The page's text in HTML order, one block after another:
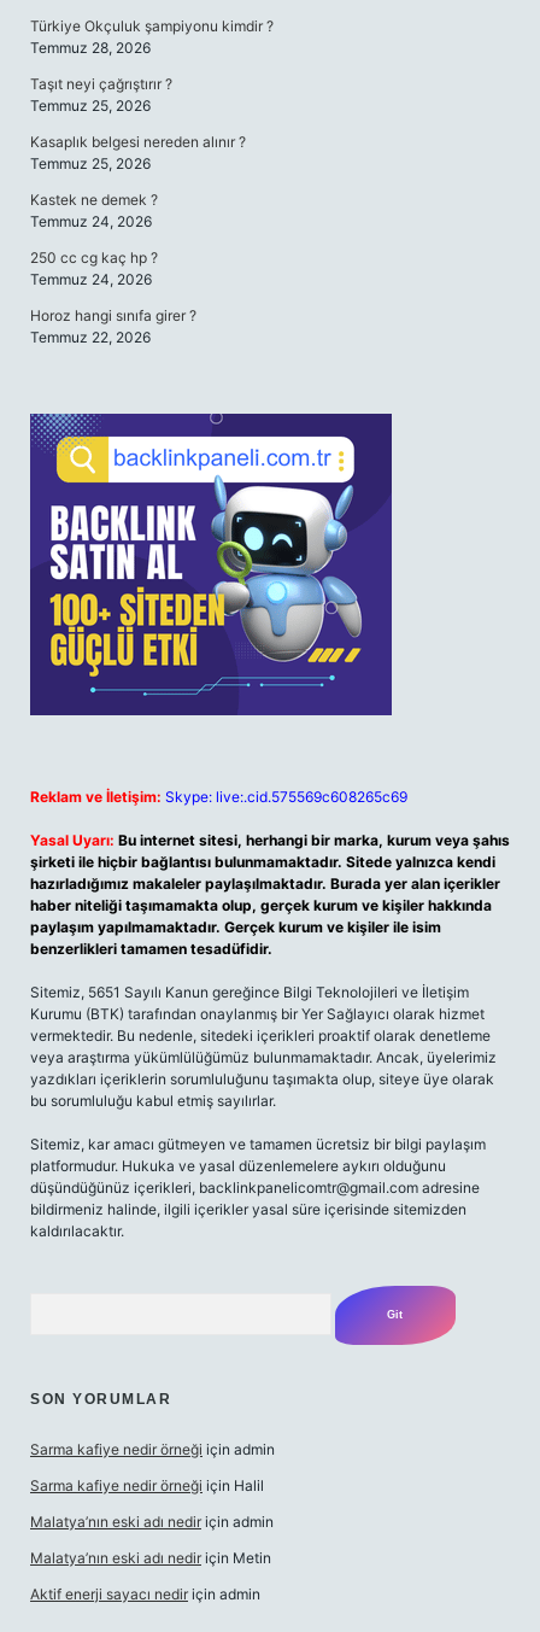
Türkiye Okçuluk şampiyonu kimdir ?
Temmuz 28, 2026
Taşıt neyi çağrıştırır ?
Temmuz 25, 2026
Kasaplık belgesi nereden alınır ?
Temmuz 25, 2026
Kastek ne demek ?
Temmuz 24, 2026
250 cc cg kaç hp ?
Temmuz 24, 2026
Horoz hangi sınıfa girer ?
Temmuz 22, 2026
Reklam ve İletişim: Skype: live:.cid.575569c608265c69
Yasal Uyarı: Bu internet sitesi, herhangi bir marka, kurum veya şahıs
şirketi ile hiçbir bağlantısı bulunmamaktadır. Sitede yalnızca kendi
hazırladığımız makaleler paylaşılmaktadır. Burada yer alan içerikler
haber niteliği taşımamakta olup, gerçek kurum ve kişiler hakkında
paylaşım yapılmamaktadır. Gerçek kurum ve kişiler ile isim
benzerlikleri tamamen tesadüfidir.
Sitemiz, 5651 Sayılı Kanun gereğince Bilgi Teknolojileri ve İletişim
Kurumu (BTK) tarafından onaylanmış bir Yer Sağlayıcı olarak hizmet
vermektedir. Bu nedenle, sitedeki içerikleri proaktif olarak denetleme
veya araştırma yükümlülüğümüz bulunmamaktadır. Ancak, üyelerimiz
yazdıkları içeriklerin sorumluluğunu taşımakta olup, siteye üye olarak
bu sorumluluğu kabul etmiş sayılırlar.
Sitemiz, kar amacı gütmeyen ve tamamen ücretsiz bir bilgi paylaşım
platformudur. Hukuka ve yasal düzenlemelere aykırı olduğunu
düşündüğünüz içerikleri, backlinkpanelicomtr@gmail.com adresine
bildirmeniz halinde, ilgili içerikler yasal süre içerisinde sitemizden
kaldırılacaktır.
SON YORUMLAR
Sarma kafiye nedir örneği için admin
Sarma kafiye nedir örneği için Halil
Malatya’nın eski adı nedir için admin
Malatya’nın eski adı nedir için Metin
Aktif enerji sayacı nedir için admin